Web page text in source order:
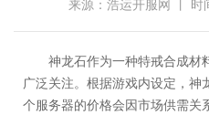
来源：浩运开服网 丨
神龙石作为一种特戒合成材
广泛关注。根据游戏内设定，
个服务器的价格会因市场供需关